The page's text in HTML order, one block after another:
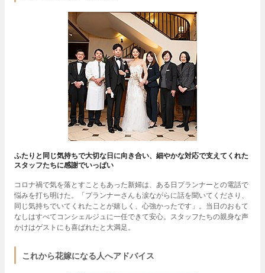
ふたりと同じ気持ちで大切な日に向き合い、細やかな対応で支えてくれた
スタッフたちに感謝でいっぱい
コロナ禍で気を落とすこともあった新婦は、ある日プランナーとの電話で
悩みを打ち明けた。「プランナーさんも涙ながらに話を聞いてくださり、
同じ気持ちでいてくれたことが嬉しく、心強かったです」。当日のおもて
なしはすべてコンシェルジュに一任できて安心。スタッフたちの親身な声
かけはゲストにも喜ばれたと大満足。
これから花嫁になる人へアドバイス